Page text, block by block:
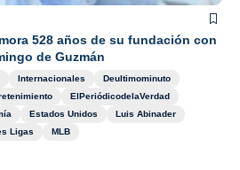
528 años de su fundación con
de Guzmán
Internacionales
Deultimominuto
ElPeriódicodelaVerdad
Estados Unidos
Luis Abinader
Ligas MLB